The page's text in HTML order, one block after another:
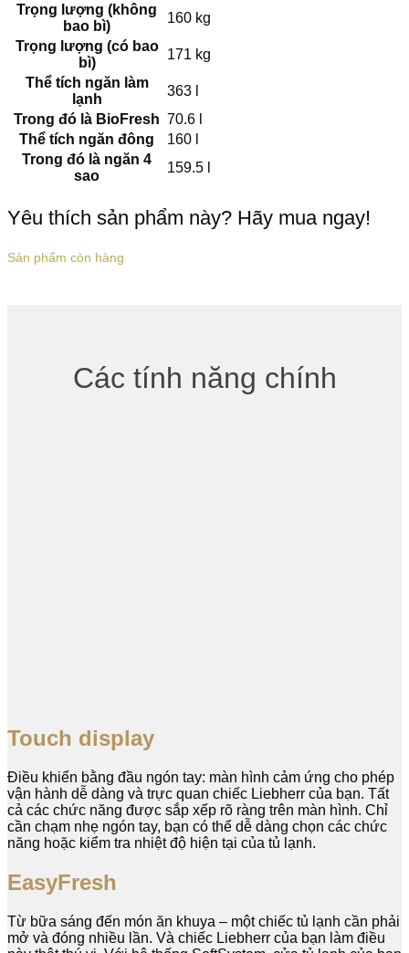
Trọng lượng (không
bao bì)
160 kg
Trọng lượng (có bao
bì)
171 kg
Thể tích ngăn làm
lạnh
363 l
Trong đó là BioFresh 70.6 l
Thể tích ngăn đông
160 l
Trong đó là ngăn 4
sao
159.5 l
Yêu thích sản phẩm này? Hãy mua ngay!
Sản phẩm còn hàng
Các tính năng chính
Touch display
Điều khiển bằng đầu ngón tay: màn hình cảm ứng cho phép
vận hành dễ dàng và trực quan chiếc Liebherr của bạn. Tất
cả các chức năng được sắp xếp rõ ràng trên màn hình. Chỉ
cần chạm nhẹ ngón tay, bạn có thể dễ dàng chọn các chức
năng hoặc kiểm tra nhiệt độ hiện tại của tủ lạnh.
EasyFresh
Từ bữa sáng đến món ăn khuya – một chiếc tủ lạnh cần phải
mở và đóng nhiều lần. Và chiếc Liebherr của bạn làm điều